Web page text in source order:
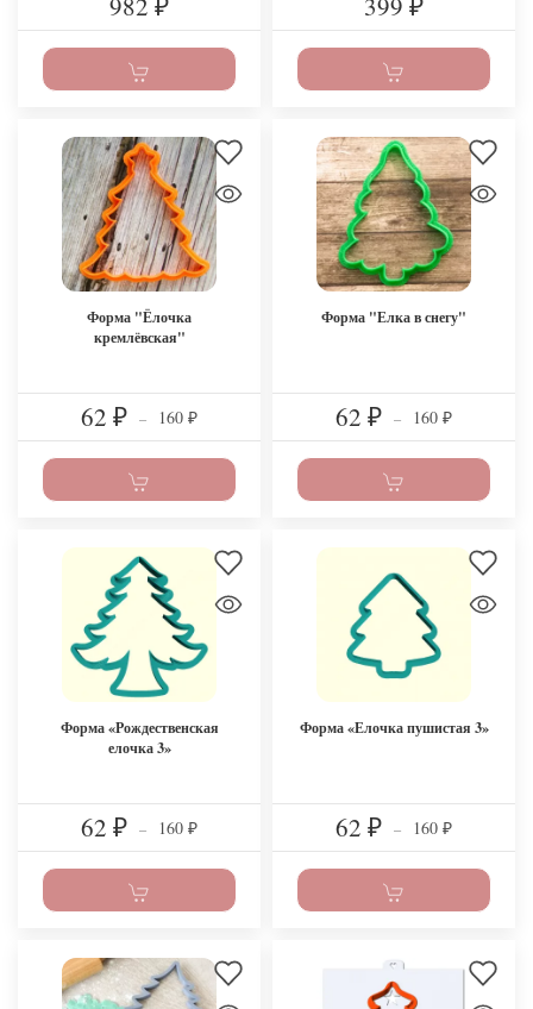
₽ ₽
Форма "Ёлочка
кремлёвская"
62 ₽ – 160 ₽
Форма "Елка в снегу"
62 ₽ – 160 ₽
Форма «Рождественская
елочка 3»
62 ₽ – 160 ₽
Форма «Елочка пушистая 3»
62 ₽ – 160 ₽